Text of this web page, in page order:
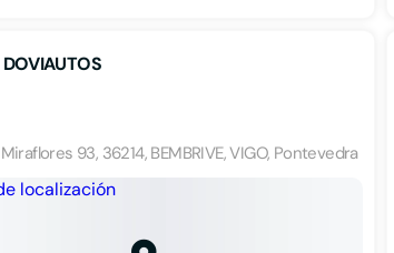
DOVIAUTOS
93, 36214, BEMBRIVE, VIGO, Pontevedra